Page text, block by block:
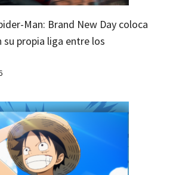
Man: Brand New Day coloca
su propia liga entre los